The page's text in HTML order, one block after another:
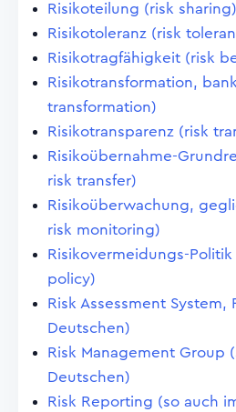
Risikoteilung (risk sharing)
Risikotoleranz (risk
Risikotragfähigkeit (risk
Risikotransformation,
transformation)
Risikotransparenz (risk
Risikoübernahme-
risk transfer)
Risikoüberwachung,
risk monitoring)
Risikovermeidungs-
policy)
Risk Assessment System,
Deutschen)
Risk Management Group
Deutschen)
Risk Reporting (so auch